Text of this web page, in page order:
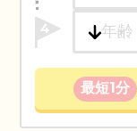
4
最短1分